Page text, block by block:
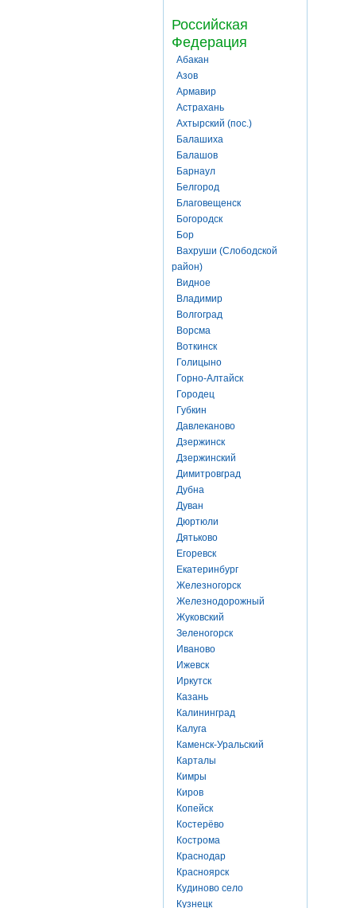
Российская
Федерация
Абакан
Азов
Армавир
Астрахань
Ахтырский (пос.)
Балашиха
Балашов
Барнаул
Белгород
Благовещенск
Богородск
Бор
Вахруши (Слободской
район)
Видное
Владимир
Волгоград
Ворсма
Воткинск
Голицыно
Горно-Алтайск
Городец
Губкин
Давлеканово
Дзержинск
Дзержинский
Димитровград
Дубна
Дуван
Дюртюли
Дятьково
Егоревск
Екатеринбург
Железногорск
Железнодорожный
Жуковский
Зеленогорск
Иваново
Ижевск
Иркутск
Казань
Калининград
Калуга
Каменск-Уральский
Карталы
Кимры
Киров
Копейск
Костерёво
Кострома
Краснодар
Красноярск
Кудиново село
Кузнецк